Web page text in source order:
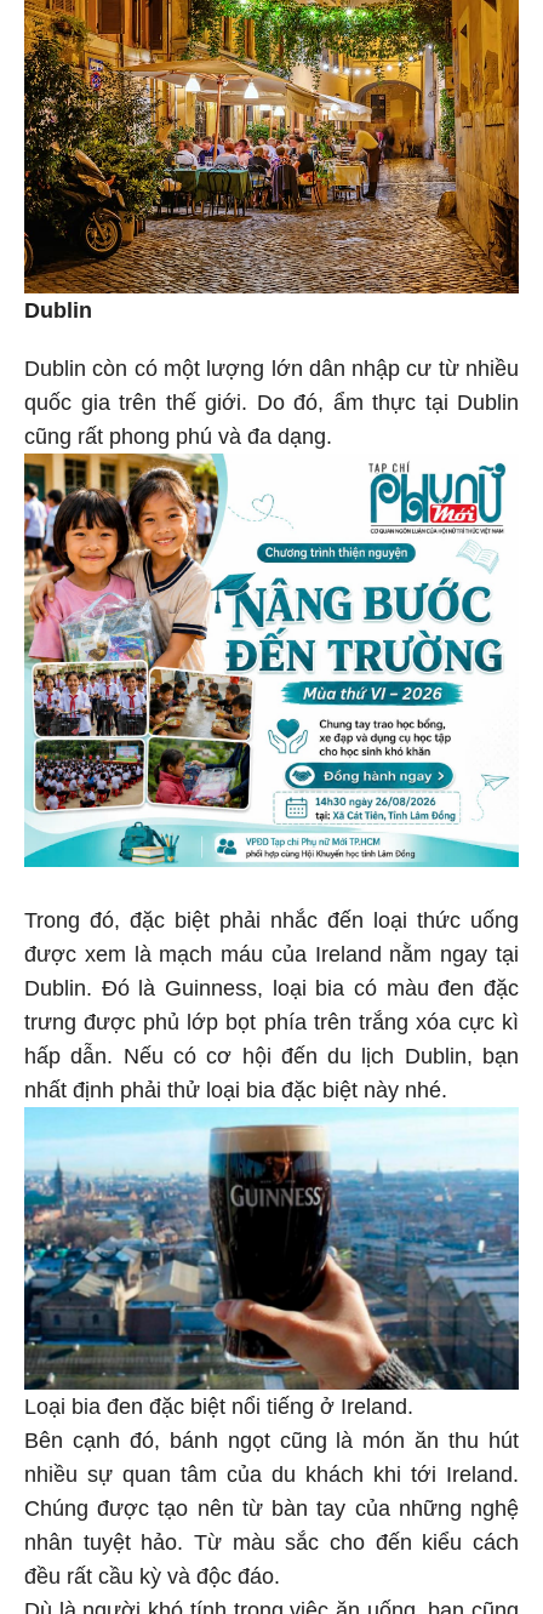
Dublin
Dublin còn có một lượng lớn dân nhập cư từ nhiều
quốc gia trên thế giới. Do đó, ẩm thực tại Dublin
cũng rất phong phú và đa dạng.
Trong đó, đặc biệt phải nhắc đến loại thức uống
được xem là mạch máu của Ireland nằm ngay tại
Dublin. Đó là Guinness, loại bia có màu đen đặc
trưng được phủ lớp bọt phía trên trắng xóa cực kì
hấp dẫn. Nếu có cơ hội đến du lịch Dublin, bạn
nhất định phải thử loại bia đặc biệt này nhé.
Loại bia đen đặc biệt nổi tiếng ở Ireland.
Bên cạnh đó, bánh ngọt cũng là món ăn thu hút
nhiều sự quan tâm của du khách khi tới Ireland.
Chúng được tạo nên từ bàn tay của những nghệ
nhân tuyệt hảo. Từ màu sắc cho đến kiểu cách
đều rất cầu kỳ và độc đáo.
Dù là người khó tính trong việc ăn uống, bạn cũng